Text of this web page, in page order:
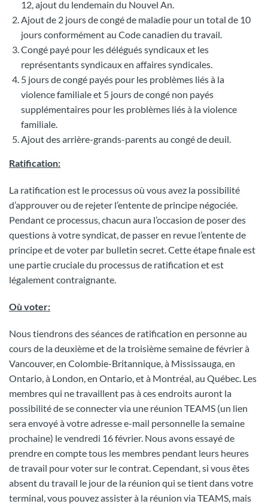
12, ajout du lendemain du Nouvel An.
Ajout de 2 jours de congé de maladie pour un total de 10
jours conformément au Code canadien du travail.
Congé payé pour les délégués syndicaux et les
représentants syndicaux en affaires syndicales.
5 jours de congé payés pour les problèmes liés à la
violence familiale et 5 jours de congé non payés
supplémentaires pour les problèmes liés à la violence
familiale.
Ajout des arrière-grands-parents au congé de deuil.
Ratification:
La ratification est le processus où vous avez la possibilité
d’approuver ou de rejeter l’entente de principe négociée.
Pendant ce processus, chacun aura l’occasion de poser des
questions à votre syndicat, de passer en revue l’entente de
principe et de voter par bulletin secret. Cette étape finale est
une partie cruciale du processus de ratification et est
légalement contraignante.
Où voter:
Nous tiendrons des séances de ratification en personne au
cours de la deuxième et de la troisième semaine de février à
Vancouver, en Colombie-Britannique, à Mississauga, en
Ontario, à London, en Ontario, et à Montréal, au Québec. Les
membres qui ne travaillent pas à ces endroits auront la
possibilité de se connecter via une réunion TEAMS (un lien
sera envoyé à votre adresse e-mail personnelle la semaine
prochaine) le vendredi 16 février. Nous avons essayé de
prendre en compte tous les membres pendant leurs heures
de travail pour voter sur le contrat. Cependant, si vous êtes
absent du travail le jour de la réunion qui se tient dans votre
terminal, vous pouvez assister à la réunion via TEAMS, mais